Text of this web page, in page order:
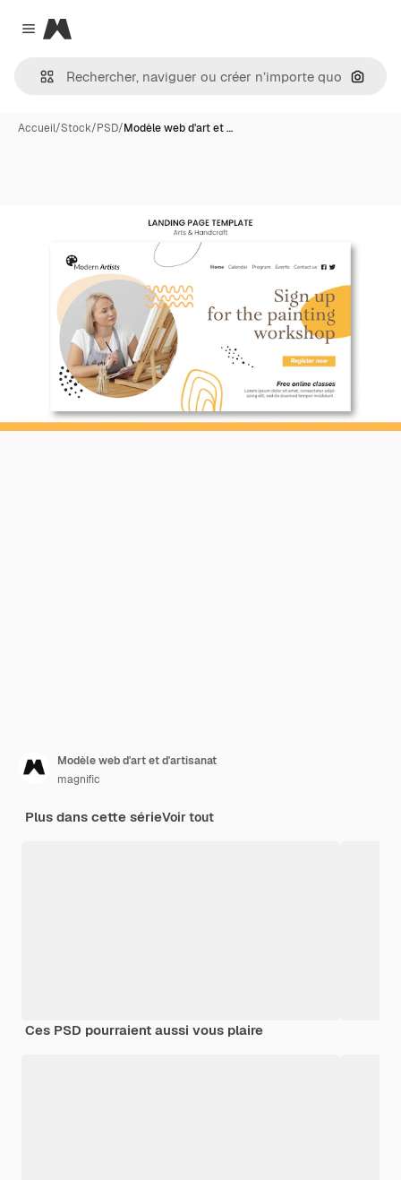
Close menu
Magnific
Accueil/Stock/PSD/Modèle web d'art et …
Modèle web d'art et d'artisanat
magnific
Plus dans cette sérieVoir tout
Ces PSD pourraient aussi vous plaire